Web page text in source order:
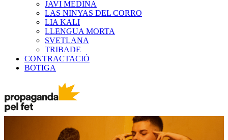
JAVI MEDINA
LAS NINYAS DEL CORRO
LIA KALI
LLENGUA MORTA
SVETLANA
TRIBADE
CONTRACTACIÓ
BOTIGA